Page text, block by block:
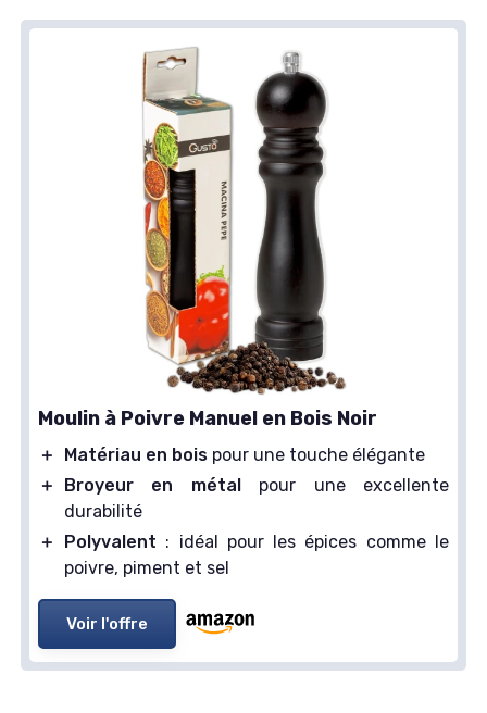
Moulin à Poivre Manuel en Bois Noir
＋ Matériau en bois pour une touche élégante
＋
Broyeur en métalpour une excellente
durabilité
＋
Polyvalent : idéal pour les épices comme le
poivre, piment et sel
Voir l'offre